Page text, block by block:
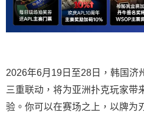
2026年6月19日至28日，韩国济
三重联动，将为亚洲扑克玩家带
验。 你可以在赛场之上，以牌为